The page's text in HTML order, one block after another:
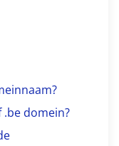
.be domein?